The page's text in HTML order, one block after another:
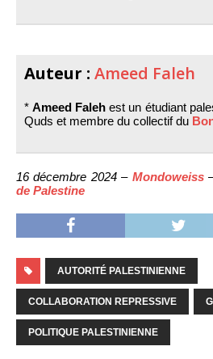
Auteur : Ameed Faleh
*Ameed Faleh est un étudiant
Quds et membre du collectif du
16 décembre 2024 – Mondoweiss–
de Palestine
AUTORITÉ PALESTINIENNE
COLLABORATION REPRESSIVE
POLITIQUE PALESTINIENNE